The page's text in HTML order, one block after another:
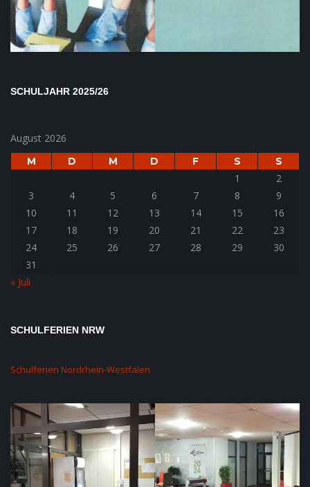
SCHULJAHR 2025/26
August 2026
M D M D F S S
1
2
3
4 5 6 7 8
9
10
11 12 13 14 15
16
17
18 19 20 21 22
23
24
25 26 27 28 29
30
31
« Juli
SCHULFERIEN NRW
Schulferien Nordrhein-Westfalen